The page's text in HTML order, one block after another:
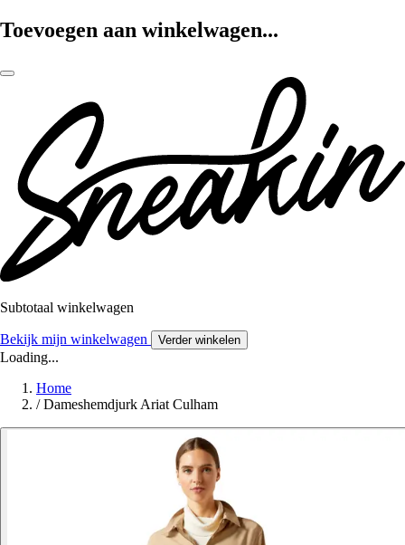
Toevoegen aan winkelwagen...
Subtotaal winkelwagen
Bekijk mijn winkelwagen Verder winkelen
Loading...
Home
/ Dameshemdjurk Ariat Culham